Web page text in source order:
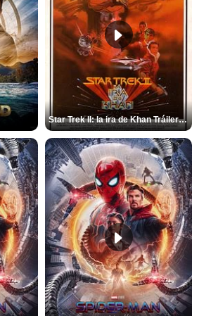
Star Trek II: la ira de Khan Tráiler VO